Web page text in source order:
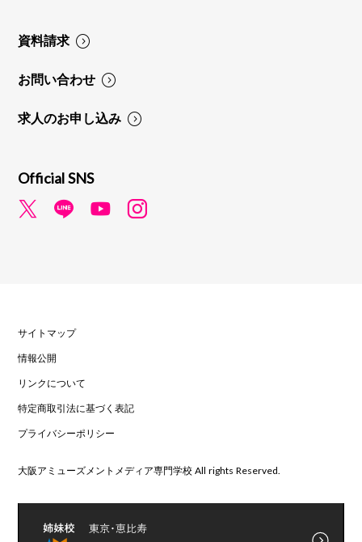
資料請求
お問い合わせ
求人のお申し込み
Official SNS
サイトマップ
情報公開
リンクについて
特定商取引法に基づく表記
プライバシーポリシー
大阪アミューズメントメディア専門学校 All rights Reserved.